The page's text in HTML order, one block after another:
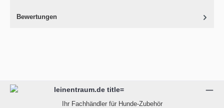
Bewertungen
Ihr Fachhändler für Hunde-Zubehör